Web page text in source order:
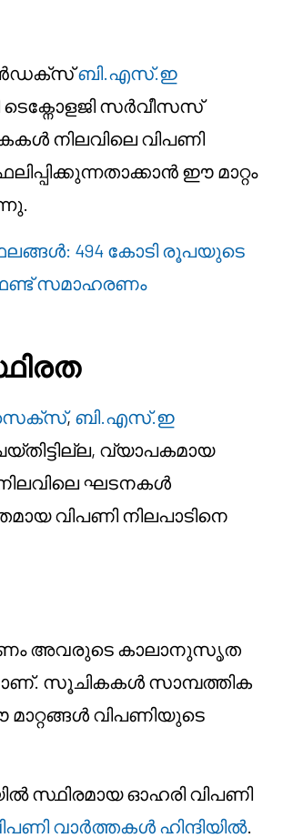
ബി.എസ്.ഇ
സർവീസസ്
നിലവിലെ വിപണി
ഈ മാറ്റം
494 കോടി രൂപയുടെ
ഫണ്ട് സമാഹരണം
, ബി.എസ്.ഇ
വ്യാപകമായ
ഘടനകൾ
വിപണി നിലപാടിനെ
അവരുടെ കാലാനുസൃത
സൂചികകൾ സാമ്പത്തിക
വിപണിയുടെ
സ്ഥിരമായ ഓഹരി വിപണി
വാർത്തകൾ ഹിന്ദിയിൽ.